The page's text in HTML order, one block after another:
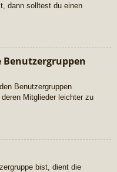
dann solltest du einen
Benutzergruppen
Benutzergruppen
Mitglieder leichter zu
bist, dient die